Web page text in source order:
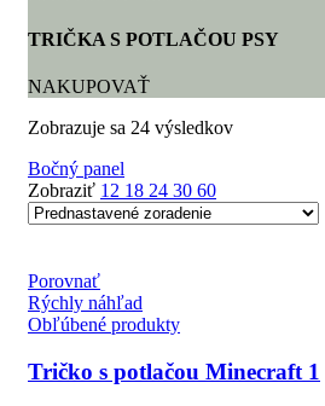
TRIČKA S POTLAČOU PSY
NAKUPOVAŤ
Zobrazuje sa 24 výsledkov
Bočný panel
Zobraziť 12 18 24 30 60
Porovnať
Rýchly náhľad
Obľúbené produkty
Tričko s potlačou Minecraft 1